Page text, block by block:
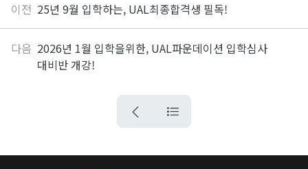
이전 25년 9월 입학하는, UAL최종합격생 필독!
다음 2026년 1월 입학을위한, UAL파운데이션 입학심사
대비반 개강!